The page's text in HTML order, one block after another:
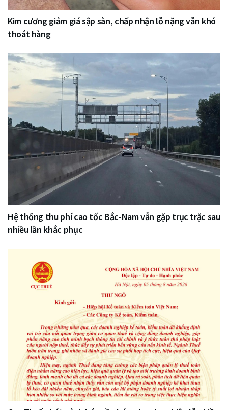
Kim cương giảm giá sập sàn, chấp nhận lỗ nặng vẫn khó
thoát hàng
Hệ thống thu phí cao tốc Bắc-Nam vẫn gặp trục trặc sau
nhiều lần khắc phục